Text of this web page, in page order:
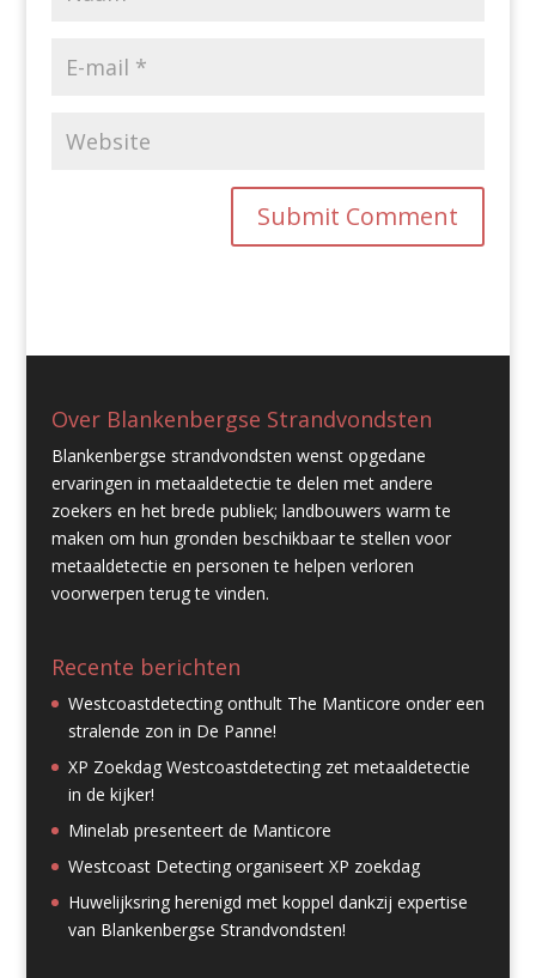
Over Blankenbergse Strandvondsten
Blankenbergse strandvondsten wenst opgedane
ervaringen in metaaldetectie te delen met andere
zoekers en het brede publiek; landbouwers warm te
maken om hun gronden beschikbaar te stellen voor
metaaldetectie en personen te helpen verloren
voorwerpen terug te vinden.
Recente berichten
Westcoastdetecting onthult The Manticore onder een
stralende zon in De Panne!
XP Zoekdag Westcoastdetecting zet metaaldetectie
in de kijker!
Minelab presenteert de Manticore
Westcoast Detecting organiseert XP zoekdag
Huwelijksring herenigd met koppel dankzij expertise
van Blankenbergse Strandvondsten!